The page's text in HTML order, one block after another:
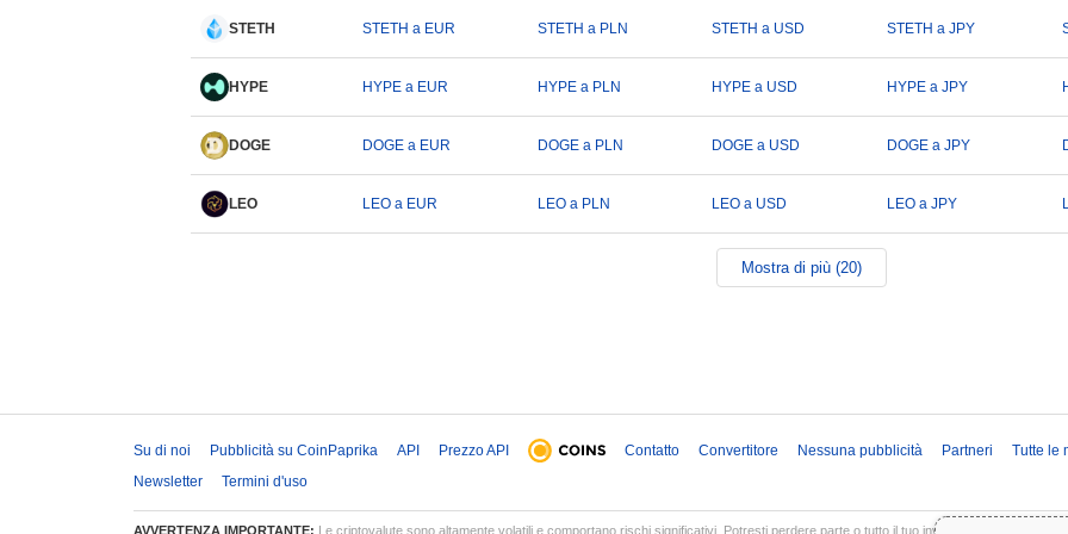
STETH STETH a EUR STETH a PLN STETH a USD STETH a JPY
HYPE HYPE a EUR HYPE a PLN HYPE a USD HYPE a JPY
DOGE DOGE a EUR DOGE a PLN DOGE a USD DOGE a JPY
LEO LEO a EUR LEO a PLN LEO a USD LEO a JPY
Mostra di più (20)
Su di noi Pubblicità su CoinPaprika API Prezzo API Contatto Convertitore Nessuna pubblicità Partneri
Tutte le
Newsletter
Termini d'uso
AVVERTENZA IMPORTANTE: Le criptovalute sono altamente volatili e comportano rischi significativi. Potresti perdere parte o tutto il tuo investimento. Tutte le